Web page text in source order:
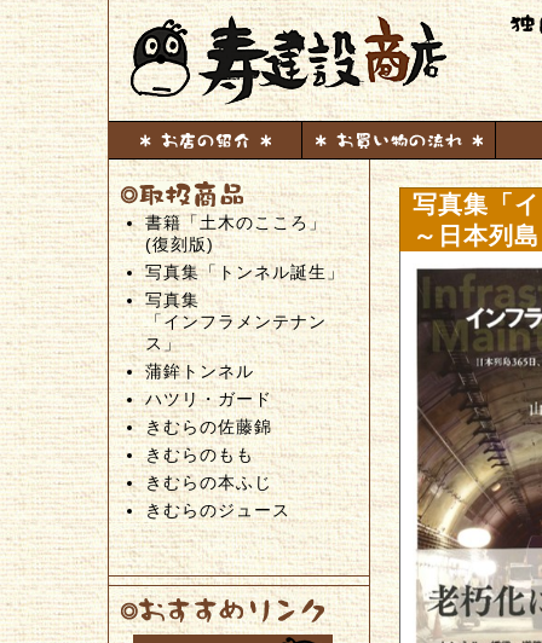
写真集「
～日本列
書籍「土木のこころ」
(復刻版)
写真集「トンネル誕生」
写真集
「インフラメンテナン
ス」
蒲鉾トンネル
ハツリ・ガード
きむらの佐藤錦
きむらのもも
きむらの本ふじ
きむらのジュース